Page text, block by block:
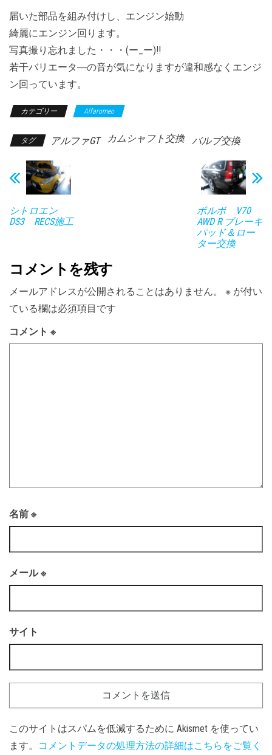
届いた部品を組み付けし、エンジン始動
綺麗にエンジン回ります。
写真撮り忘れました・・・(ー_ー)!!
若干バリエータ―の音が気になりますが違和感なくエンジ
ン回っています。
カテゴリー Alfaromeo
タグ アルファGT カムシャフト交換 バルブ交換
シトロエン
DS3 RECS施工
ボルボ V70
AWD R ブレーキ
パッド＆ロー
ター交換
コメントを残す
メールアドレスが公開されることはありません。 ※ が付い
ている欄は必須項目です
コメント ※
名前 ※
メール※
サイト
このサイトはスパムを低減するために Akismet を使ってい
ます。
コメントデータの処理方法の詳細はこちらをご覧く